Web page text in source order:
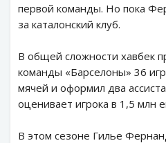
первой команды. Но пока
за каталонский клуб.
В общей сложности хавбек
команды «Барселоны» 36
мячей и оформил два
оценивает игрока в 1,5 млн
В этом сезоне Гилье